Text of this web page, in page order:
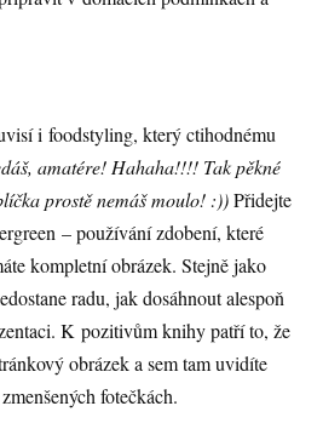
i foodstyling, který ctihodnému
amatére! Hahaha!!!! Tak pěkné
prostě nemáš moulo! :))Přidejte
– používání zdobení, které
kompletní obrázek. Stejně jako
radu, jak dosáhnout alespoň
K pozitivům knihy patří to, že
obrázek a sem tam uvidíte
fotečkách.